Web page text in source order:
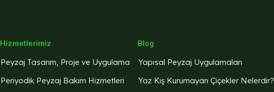
Hizmetlerimiz
Peyzaj Tasarım, Proje ve Uygulama
Periyodik Peyzaj Bakım Hizmetleri
Blog
Yapısal Peyzaj Uygulamaları
Yaz Kış Kurumayan Çiçekler Nelerdir?